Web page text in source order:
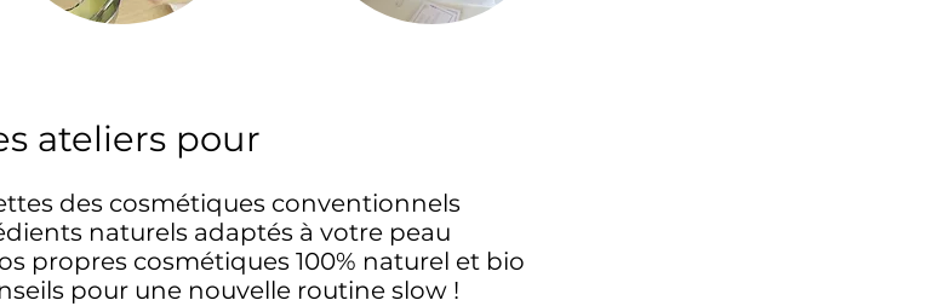
ateliers pour
des cosmétiques conventionnels
naturels adaptés à votre peau
propres cosmétiques 100% naturel et bio
pour une nouvelle routine slow !